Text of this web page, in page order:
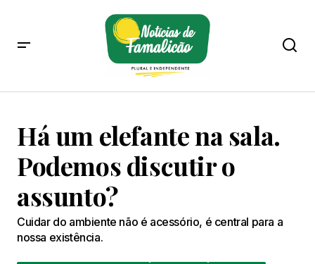
Há um elefante na sala.
Podemos discutir o
assunto?
Cuidar do ambiente não é acessório, é central para a
nossa existência.